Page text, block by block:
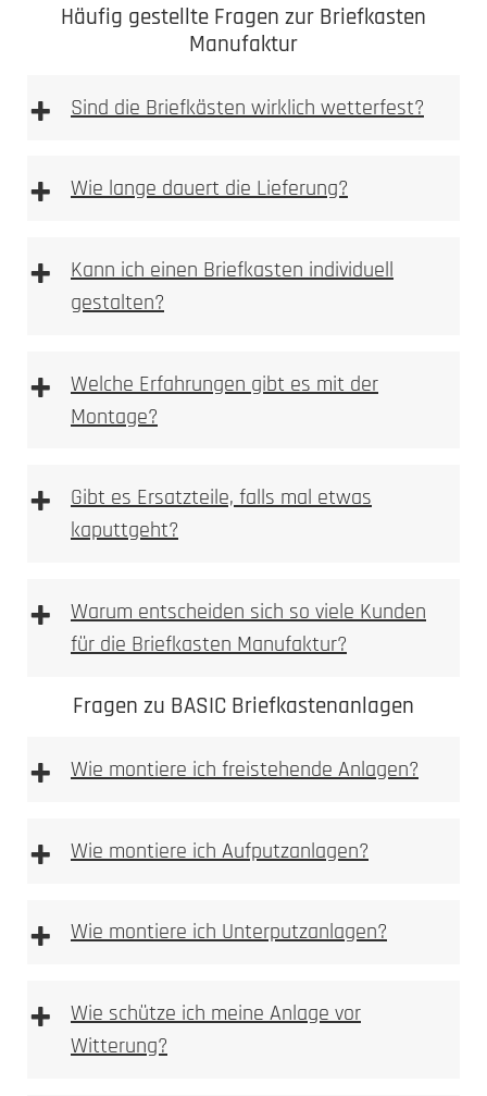
Fahrrad-Ladestationen
Häufig gestellte Fragen zur Briefkasten
Manufaktur
+ Sind die Briefkästen wirklich wetterfest?
+ Wie lange dauert die Lieferung?
+
Kann ich einen Briefkasten individuell
gestalten?
+
Welche Erfahrungen gibt es mit der
Montage?
+
Gibt es Ersatzteile, falls mal etwas
kaputtgeht?
+
Warum entscheiden sich so viele Kunden
für die Briefkasten Manufaktur?
Fragen zu BASIC Briefkastenanlagen
+ Wie montiere ich freistehende Anlagen?
+ Wie montiere ich Aufputzanlagen?
+ Wie montiere ich Unterputzanlagen?
+
Wie schütze ich meine Anlage vor
Witterung?